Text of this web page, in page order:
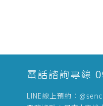
電話諮詢專線
LINE線上預約：